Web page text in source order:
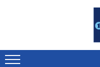
Laptop, Tablete & Telefoane